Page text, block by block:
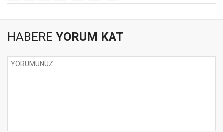
HABERE YORUM KAT